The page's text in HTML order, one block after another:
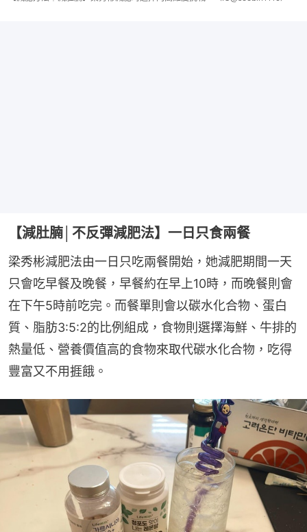
【減肚腩│不反彈減肥法】一日只食兩餐
梁秀彬減肥法由一日只吃兩餐開始，她減肥期間一天
只會吃早餐及晚餐，早餐約在早上10時，而晚餐則會
在下午5時前吃完。而餐單則會以碳水化合物、蛋白
質、脂肪3:5:2的比例組成，食物則選擇海鮮、牛排的
熱量低、營養價值高的食物來取代碳水化合物，吃得
豐富又不用捱餓。